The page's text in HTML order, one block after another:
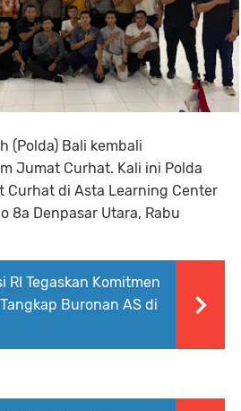
(Polda) Bali kembali
Jumat Curhat. Kali ini Polda
Curhat di Asta Learning Center
8a Denpasar Utara, Rabu
RI Tegaskan Komitmen
Buronan AS di